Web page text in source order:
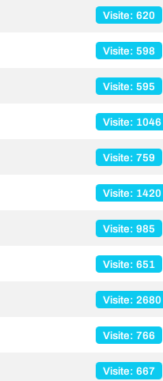
Visite: 620
Visite: 598
Visite: 595
Visite: 1046
Visite: 759
Visite: 1420
Visite: 985
Visite: 651
Visite: 2680
Visite: 766
Visite: 667